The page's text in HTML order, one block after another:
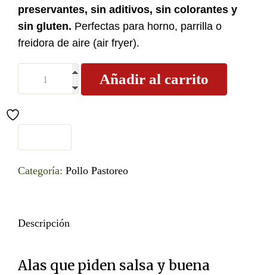
preservantes, sin aditivos, sin colorantes y
sin gluten. Perfectas para horno, parrilla o
freidora de aire (air fryer).
Añadir al carrito
Categoría: Pollo Pastoreo
Descripción
Alas que piden salsa y buena